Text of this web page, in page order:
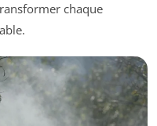
chaque